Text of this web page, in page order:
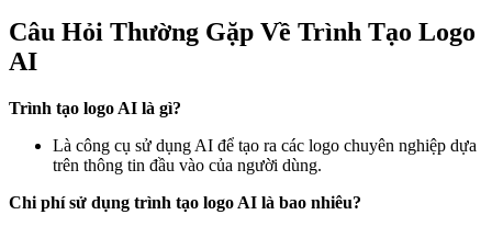
Câu Hỏi Thường Gặp Về Trình Tạo Logo
AI
Trình tạo logo AI là gì?
Là công cụ sử dụng AI để tạo ra các logo chuyên nghiệp dựa
trên thông tin đầu vào của người dùng.
Chi phí sử dụng trình tạo logo AI là bao nhiêu?